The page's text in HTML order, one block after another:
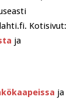
Kotisivut:
ja
ja